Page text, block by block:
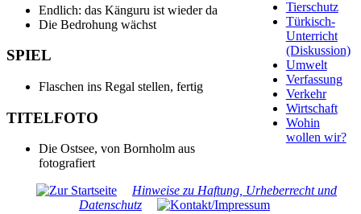
Endlich: das Känguru ist wieder da
Die Bedrohung wächst
SPIEL
Flaschen ins Regal stellen, fertig
TITELFOTO
Die Ostsee, von Bornholm aus
fotografiert
Tierschutz
Türkisch-
Unterricht
(Diskussion)
Umwelt
Verfassung
Verkehr
Wirtschaft
Wohin
wollen wir?
Hinweise zu Haftung, Urheberrecht und
Datenschutz